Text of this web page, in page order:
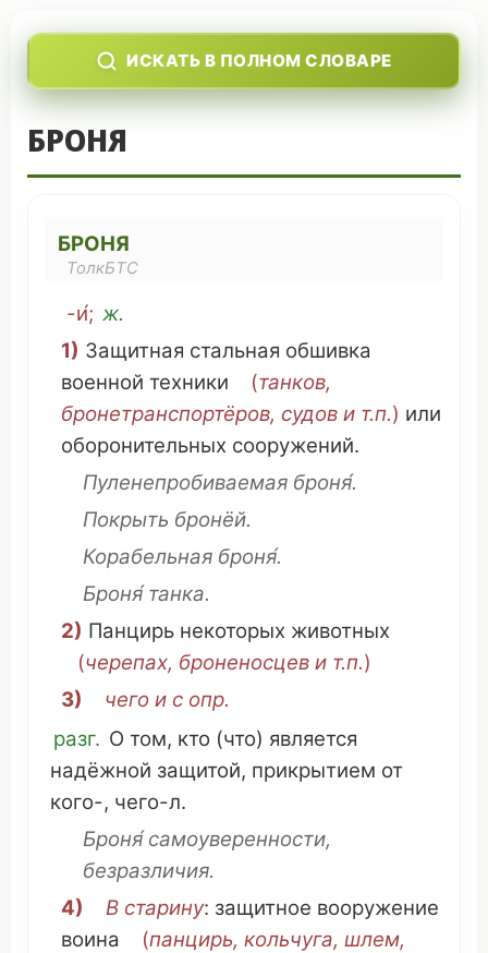
ИСКАТЬ В ПОЛНОМ СЛОВАРЕ
БРОНЯ
БРОНЯ
ТолкБТС
-и́; ж.
1) Защитная стальная обшивка
военной техники (танков,
бронетранспортёров, судов и т.п.) или
оборонительных сооружений.
Пуленепробиваемая броня́.
Покрыть бронёй.
Корабельная броня́.
Броня́танка.
2) Панцирь некоторых животных
(черепах, броненосцев и т.п.)
3)
чего и с опр.
разг. О том, кто (что) является
надёжной защитой, прикрытием от
кого-, чего-л.
Броня́самоуверенности,
безразличия.
4)
В старину: защитное вооружение
воина
(панцирь, кольчуга, шлем,